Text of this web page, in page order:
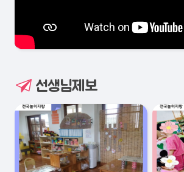
선생님제보